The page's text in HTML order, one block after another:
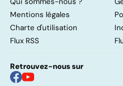
Mentions légales
Charte d'utilisation
Flux RSS
Retrouvez-nous sur